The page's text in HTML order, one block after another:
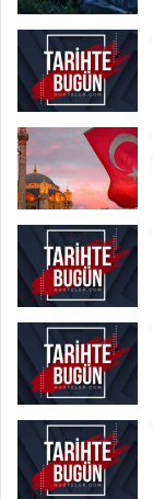
e
İ
n
s
B
u
n
u
k
a
u
r
u
l